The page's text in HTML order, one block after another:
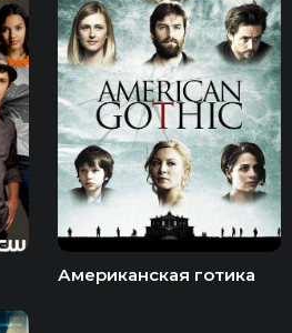
Американская готика